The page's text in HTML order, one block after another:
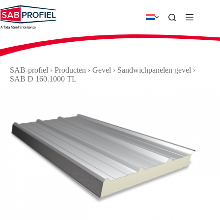
naar
de
inhoud
SAB-profiel › Producten › Gevel › Sandwichpanelen gevel ›
SAB D 160.1000 TL